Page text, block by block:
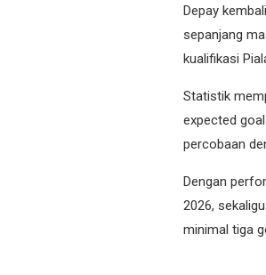
Depay
sepanjang
kualifikasi
Statistik
expected
percobaan
Dengan
2026,
minimal tiga